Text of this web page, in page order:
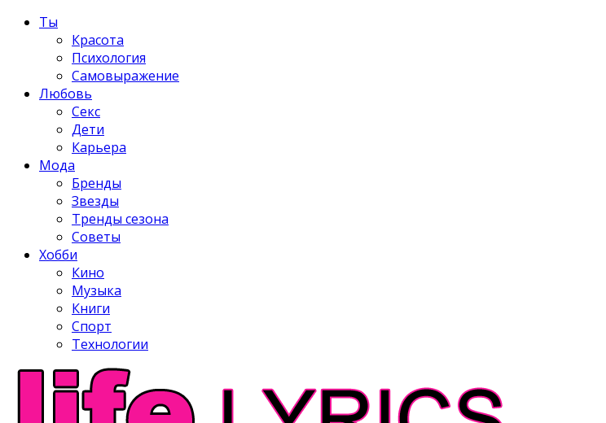
Ты
Красота
Психология
Самовыражение
Любовь
Секс
Дети
Карьера
Мода
Бренды
Звезды
Тренды сезона
Советы
Хобби
Кино
Музыка
Книги
Спорт
Технологии